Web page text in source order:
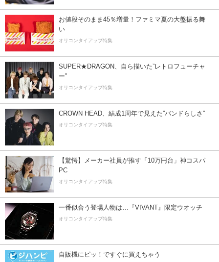
お値段そのまま45％増量！ファミマ夏の大盤振る舞
い
オリコンタイアップ特集
SUPER★DRAGON、自ら描いた”レトロフューチャ
ー”
オリコンタイアップ特集
CROWN HEAD、結成1周年で見えた”バンドらしさ”
オリコンタイアップ特集
【驚愕】メーカー社員が推す「10万円台」神コスパ
PC
オリコンタイアップ特集
一番似合う登場人物は…『VIVANT』限定ウオッチ
オリコンタイアップ特集
自販機にピッ！ですぐに買えちゃう